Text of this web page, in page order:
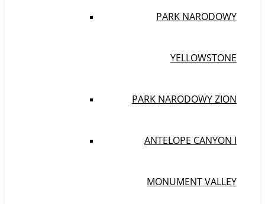
PARK NARODOWY
YELLOWSTONE
PARK NARODOWY ZION
ANTELOPE CANYON I
MONUMENT VALLEY